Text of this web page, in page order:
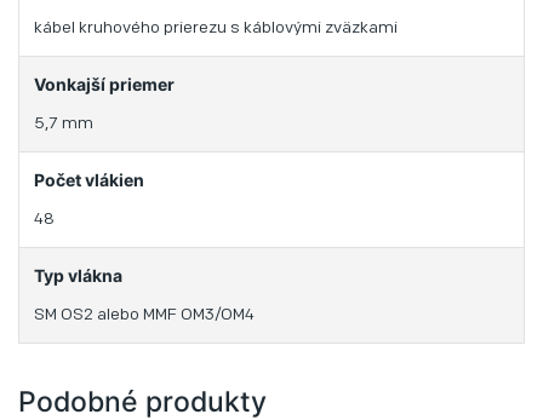
kábel kruhového prierezu s káblovými zväzkami
Vonkajší priemer
5,7 mm
Počet vlákien
48
Typ vlákna
SM OS2 alebo MMF OM3/OM4
Podobné produkty